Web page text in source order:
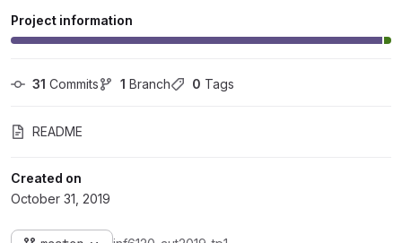
Project information
31 Commits 1 Branch 0 Tags
README
Created on
October 31, 2019